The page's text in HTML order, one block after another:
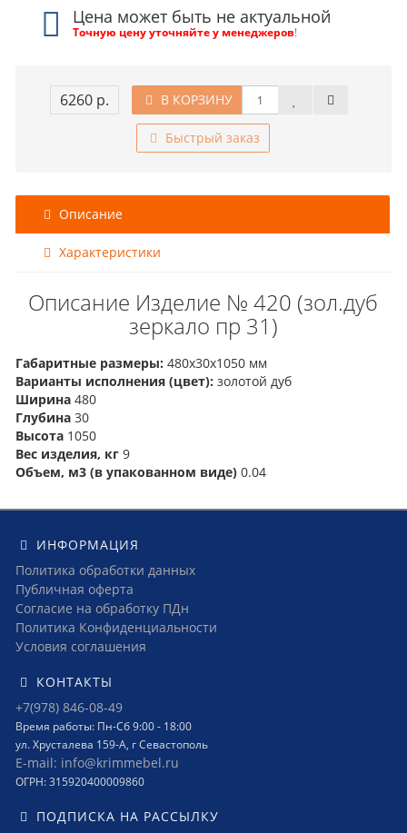
Цена может быть не актуальной
Точную цену уточняйте у менеджеров!
6260 р. В КОРЗИНУ
Быстрый заказ
Описание
Характеристики
Описание Изделие № 420 (зол.дуб
зеркало пр 31)
Габаритные размеры: 480х30х1050 мм
Варианты исполнения (цвет): золотой дуб
Ширина 480
Глубина 30
Высота 1050
Вес изделия, кг 9
Объем, м3 (в упакованном виде) 0.04
ИНФОРМАЦИЯ
Политика обработки данных
Публичная оферта
Согласие на обработку ПДн
Политика Конфиденциальности
Условия соглашения
КОНТАКТЫ
+7(978) 846-08-49
Время работы: Пн-Сб 9:00 - 18:00
ул. Хрусталева 159-А, г Севастополь
E-mail: info@krimmebel.ru
ОГРН: 315920400009860
ПОДПИСКА НА РАССЫЛКУ